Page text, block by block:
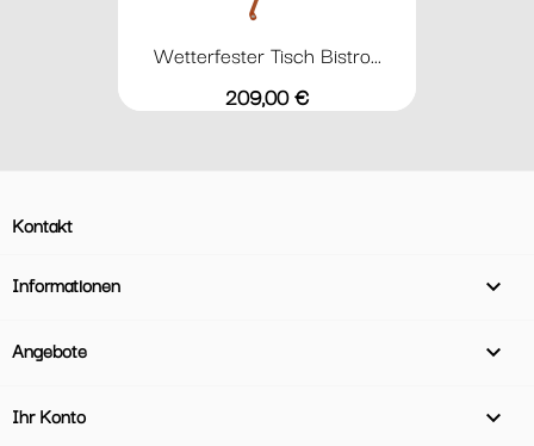
Wetterfester Tisch Bistro...
Preis
209,00 €
Kontakt
Informationen 
Angebote 
Ihr Konto 